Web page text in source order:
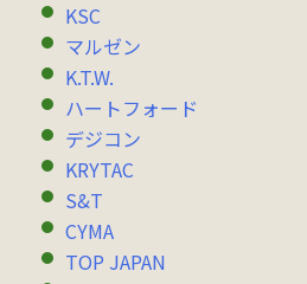
KSC
マルゼン
K.T.W.
ハートフォード
デジコン
KRYTAC
S&T
CYMA
TOP JAPAN